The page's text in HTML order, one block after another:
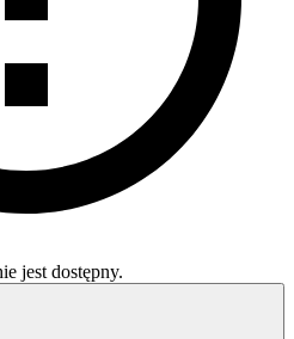
jest dostępny.